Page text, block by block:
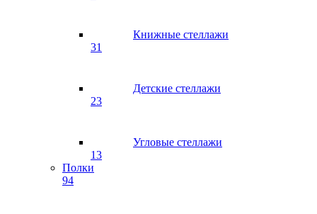
Книжные стеллажи
31
Детские стеллажи
23
Угловые стеллажи
13
Полки
94